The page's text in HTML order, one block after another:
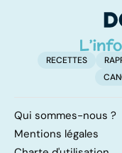
RECETTES
Qui sommes-nous ?
Mentions légales